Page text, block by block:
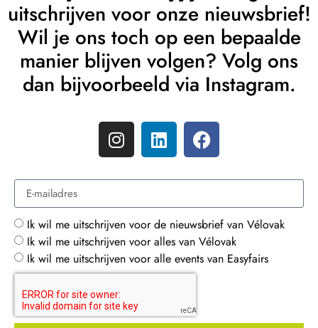
uitschrijven voor onze nieuwsbrief!
Wil je ons toch op een bepaalde
manier blijven volgen? Volg ons
dan bijvoorbeeld via Instagram.
Ik wil me uitschrijven voor de nieuwsbrief van Vélovak
Ik wil me uitschrijven voor alles van Vélovak
Ik wil me uitschrijven voor alle events van Easyfairs